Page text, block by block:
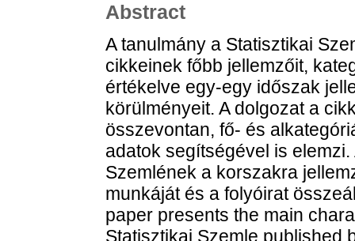
Abstract
A tanulmány a Statisztikai
cikkeinek főbb jellemzőit,
értékelve egy-egy időszak
körülményeit. A dolgozat a
összevontan, fő- és
adatok segítségével is
Szemlének a korszakra
munkáját és a folyóirat
paper presents the main
Statisztikai Szemle published